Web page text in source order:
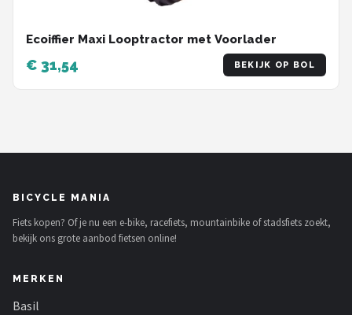
Ecoiffier Maxi Looptractor met Voorlader
€ 31,54 BEKIJK OP BOL
BICYCLE MANIA
Fiets kopen? Of je nu een e-bike, racefiets, mountainbike of stadsfiets zoekt,
bekijk ons grote aanbod fietsen online!
MERKEN
Basil